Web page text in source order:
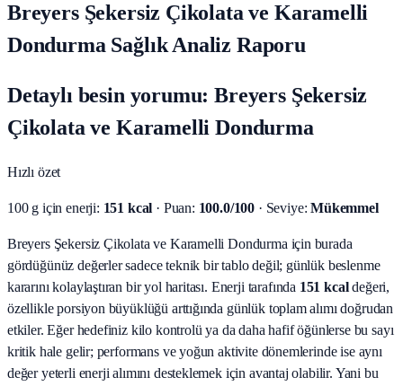
Breyers Şekersiz Çikolata ve Karamelli
Dondurma Sağlık Analiz Raporu
Detaylı besin yorumu: Breyers Şekersiz
Çikolata ve Karamelli Dondurma
Hızlı özet
100 g için enerji: 151 kcal · Puan: 100.0/100 · Seviye: Mükemmel
Breyers Şekersiz Çikolata ve Karamelli Dondurma için burada
gördüğünüz değerler sadece teknik bir tablo değil; günlük beslenme
kararını kolaylaştıran bir yol haritası. Enerji tarafında 151 kcaldeğeri,
özellikle porsiyon büyüklüğü arttığında günlük toplam alımı doğrudan
etkiler. Eğer hedefiniz kilo kontrolü ya da daha hafif öğünlerse bu sayı
kritik hale gelir; performans ve yoğun aktivite dönemlerinde ise aynı
değer yeterli enerji alımını desteklemek için avantaj olabilir. Yani bu